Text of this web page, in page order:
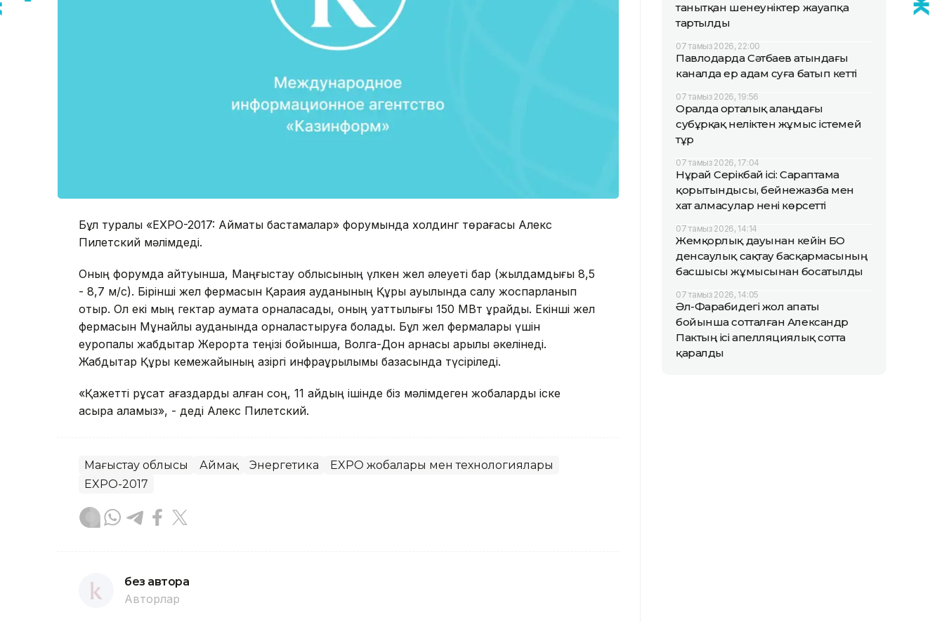
Бұл туралы «EXPO-2017: Аймақтық бастамалар» форумында холдинг төрағасы Алекс
Пилетский мәлімдеді.
Оның форумда айтуынша, Маңғыстау облысының үлкен жел әлеуеті бар (жылдамдығы 8,5
- 8,7 м/с). Бірінші жел фермасын Қарақия ауданының Құрық ауылында салу жоспарланып
отыр. Ол екі мың гектар аумақта орналасады, оның қуаттылығы 150 МВт құрайды. Екінші жел
фермасын Мұнайлы ауданында орналастыруға болады. Бұл жел фермалары үшін
еуропалық жабдықтар Жерорта теңізі бойынша, Волга-Дон арнасы арқылы әкелінеді.
Жабдықтар Құрық кемежайының қазіргі инфрақұрылымы базасында түсіріледі.
«Қажетті рұқсат қағаздарды алған соң, 11 айдың ішінде біз мәлімдеген жобаларды іске
асыра аламыз», - деді Алекс Пилетский.
Маңғыстау облысы Аймақ Энергетика
EXPO жобалары мен технологиялары
EXPO-2017
без автора
Авторлар
танытқан шенеуніктер жауапқа
тартылды
07 тамыз 2026, 22:00
Павлодарда Сәтбаев атындағы
каналда ер адам суға батып кетті
07 тамыз 2026, 19:56
Оралда орталық алаңдағы
субұрқақ неліктен жұмыс істемей
тұр
07 тамыз 2026, 17:04
Нұрай Серікбай ісі: Сараптама
қорытындысы, бейнежазба мен
хат алмасулар нені көрсетті
07 тамыз 2026, 14:14
Жемқорлық дауынан кейін БҚО
денсаулық сақтау басқармасының
басшысы жұмысынан босатылды
07 тамыз 2026, 14:05
Әл-Фарабидегі жол апаты
бойынша сотталған Александр
Пактың ісі апелляциялық сотта
қаралды